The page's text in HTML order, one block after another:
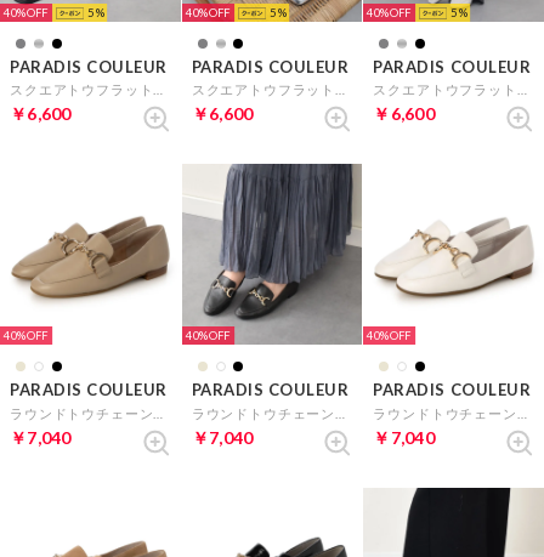
40% 5
PARADIS COULEUR
￥6,600
40% 5
PARADIS COULEUR
￥6,600
40% 5
PARADIS COULEUR
￥6,600
40%
PARADIS COULEUR
￥7,040
40%
PARADIS COULEUR
￥7,040
40%
PARADIS COULEUR
￥7,040